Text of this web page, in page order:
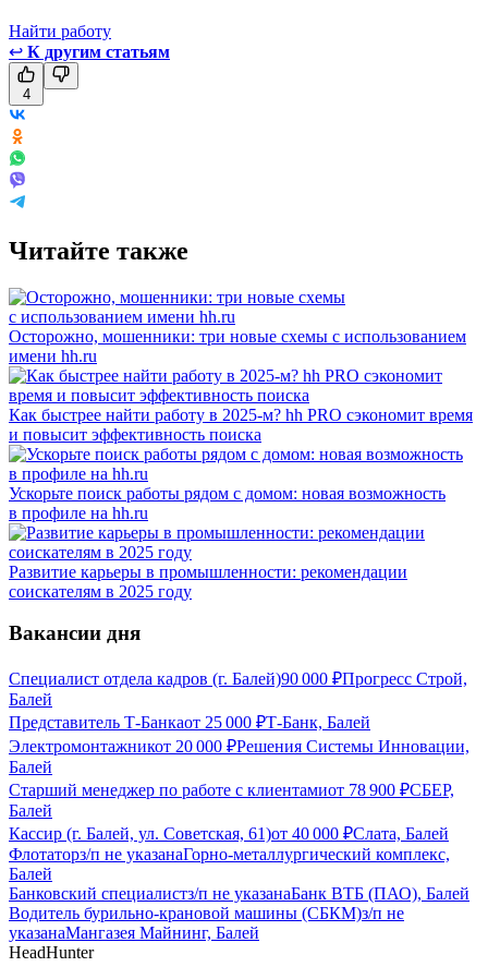
Найти работу
↩ К другим статьям
4
Читайте также
Осторожно, мошенники: три новые схемы с использованием
имени hh.ru
Как быстрее найти работу в 2025-м? hh PRO сэкономит время
и повысит эффективность поиска
Ускорьте поиск работы рядом с домом: новая возможность
в профиле на hh.ru
Развитие карьеры в промышленности: рекомендации
соискателям в 2025 году
Вакансии дня
Специалист отдела кадров (г. Балей)90 000 ₽Прогресс Строй,
Балей
Представитель Т-Банкаот 25 000 ₽Т-Банк, Балей
Электромонтажникот 20 000 ₽Решения Системы Инновации,
Балей
Старший менеджер по работе с клиентамиот 78 900 ₽СБЕР,
Балей
Кассир (г. Балей, ул. Советская, 61)от 40 000 ₽Слата, Балей
Флотаторз/п не указанаГорно-металлургический комплекс,
Балей
Банковский специалистз/п не указанаБанк ВТБ (ПАО), Балей
Водитель бурильно-крановой машины (СБКМ)з/п не
указанаМангазея Майнинг, Балей
HeadHunter